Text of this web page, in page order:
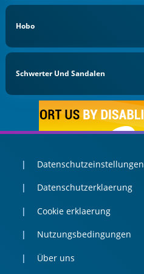
Hobo
Schwerter Und Sandalen
Datenschutzeinstellungen
Datenschutzerklaerung
Cookie erklaerung
Nutzungsbedingungen
Über uns